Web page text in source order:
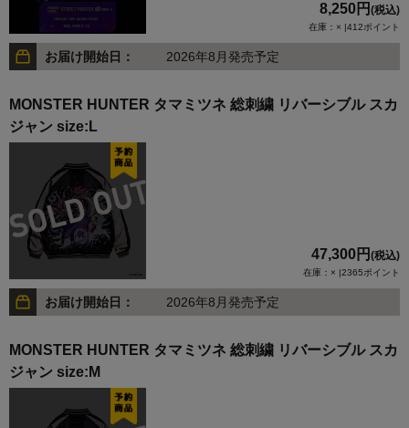
8,250円 (税込)
在庫：× |412ポイント
お届け開始日： 2026年8月発売予定
MONSTER HUNTER タマミツネ 総刺繍 リバーシブル スカ
ジャン size:L
47,300円 (税込)
在庫：× |2365ポイント
お届け開始日： 2026年8月発売予定
MONSTER HUNTER タマミツネ 総刺繍 リバーシブル スカ
ジャン size:M